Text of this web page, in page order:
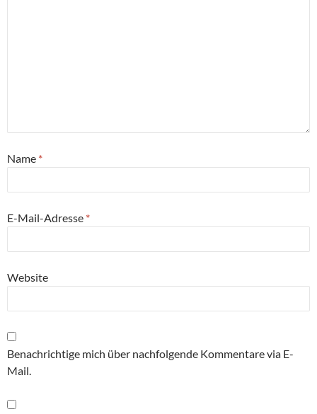
Name *
E-Mail-Adresse *
Website
Benachrichtige mich über nachfolgende Kommentare via E-
Mail.